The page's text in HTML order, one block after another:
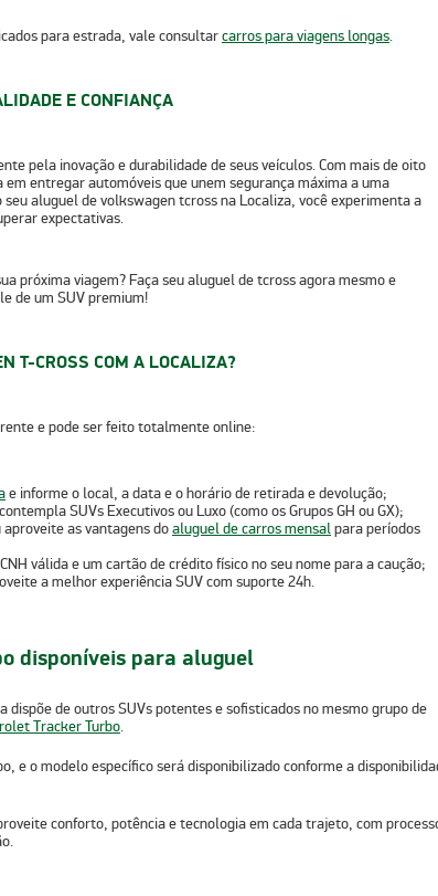
para estrada, vale consultarcarros para viagens longas.
E CONFIANÇA
pela inovação e durabilidade de seus veículos. Com mais de oito
entregar automóveis que unem segurança máxima a uma
seualuguel de volkswagen tcrossna Localiza, você experimenta a
expectativas.
próxima viagem? Faça seualuguel de tcrossagora mesmo e
de um SUV premium!
T-CROSS COM A LOCALIZA?
e pode ser feito totalmente online:
e informe o local, a data e o horáriode retirada e devolução;
SUVs Executivos ou Luxo(como os Grupos GH ou GX);
aproveite asvantagens doaluguel de carros mensalpara períodos
válida e um cartão de crédito físico no seu nomepara a caução;
a melhor experiência SUV com suporte 24h.
disponíveis para aluguel
dispõe de outros SUVs potentes e sofisticados no mesmo grupo de
Tracker Turbo.
e o modelo específico será disponibilizado conforme a
conforto, potência e tecnologia em cada trajeto, com